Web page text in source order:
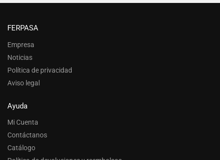
FERPASA
Empresa
Noticias
Política de privacidad
Aviso legal
Ayuda
Mi Cuenta
Contáctanos
Catálogo